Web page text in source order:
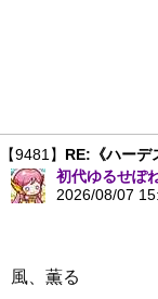
【9481】 RE:《ハーデ
初代ゆるせぽ
2026/08/07
風、薫る